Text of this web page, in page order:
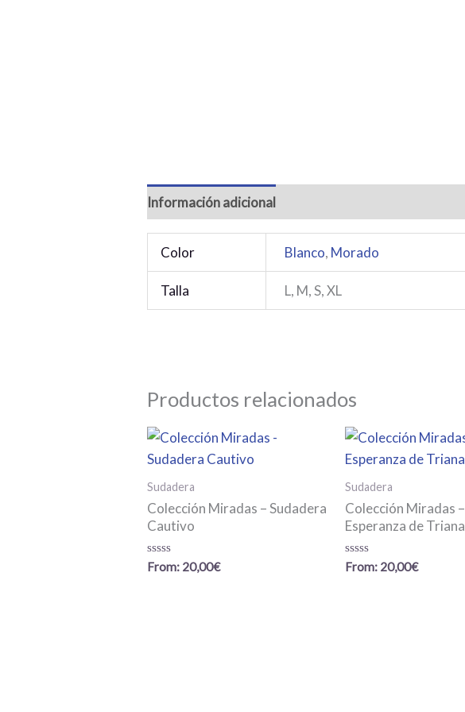
Información adicional
Color Blanco, Morado
Talla L, M, S, XL
Productos relacionados
Sudadera
Colección Miradas – Sudadera
Cautivo
Valorado
From: 20,00€
Sudadera
Colección Miradas –
Esperanza de Triana
Valorado
From: 20,00€